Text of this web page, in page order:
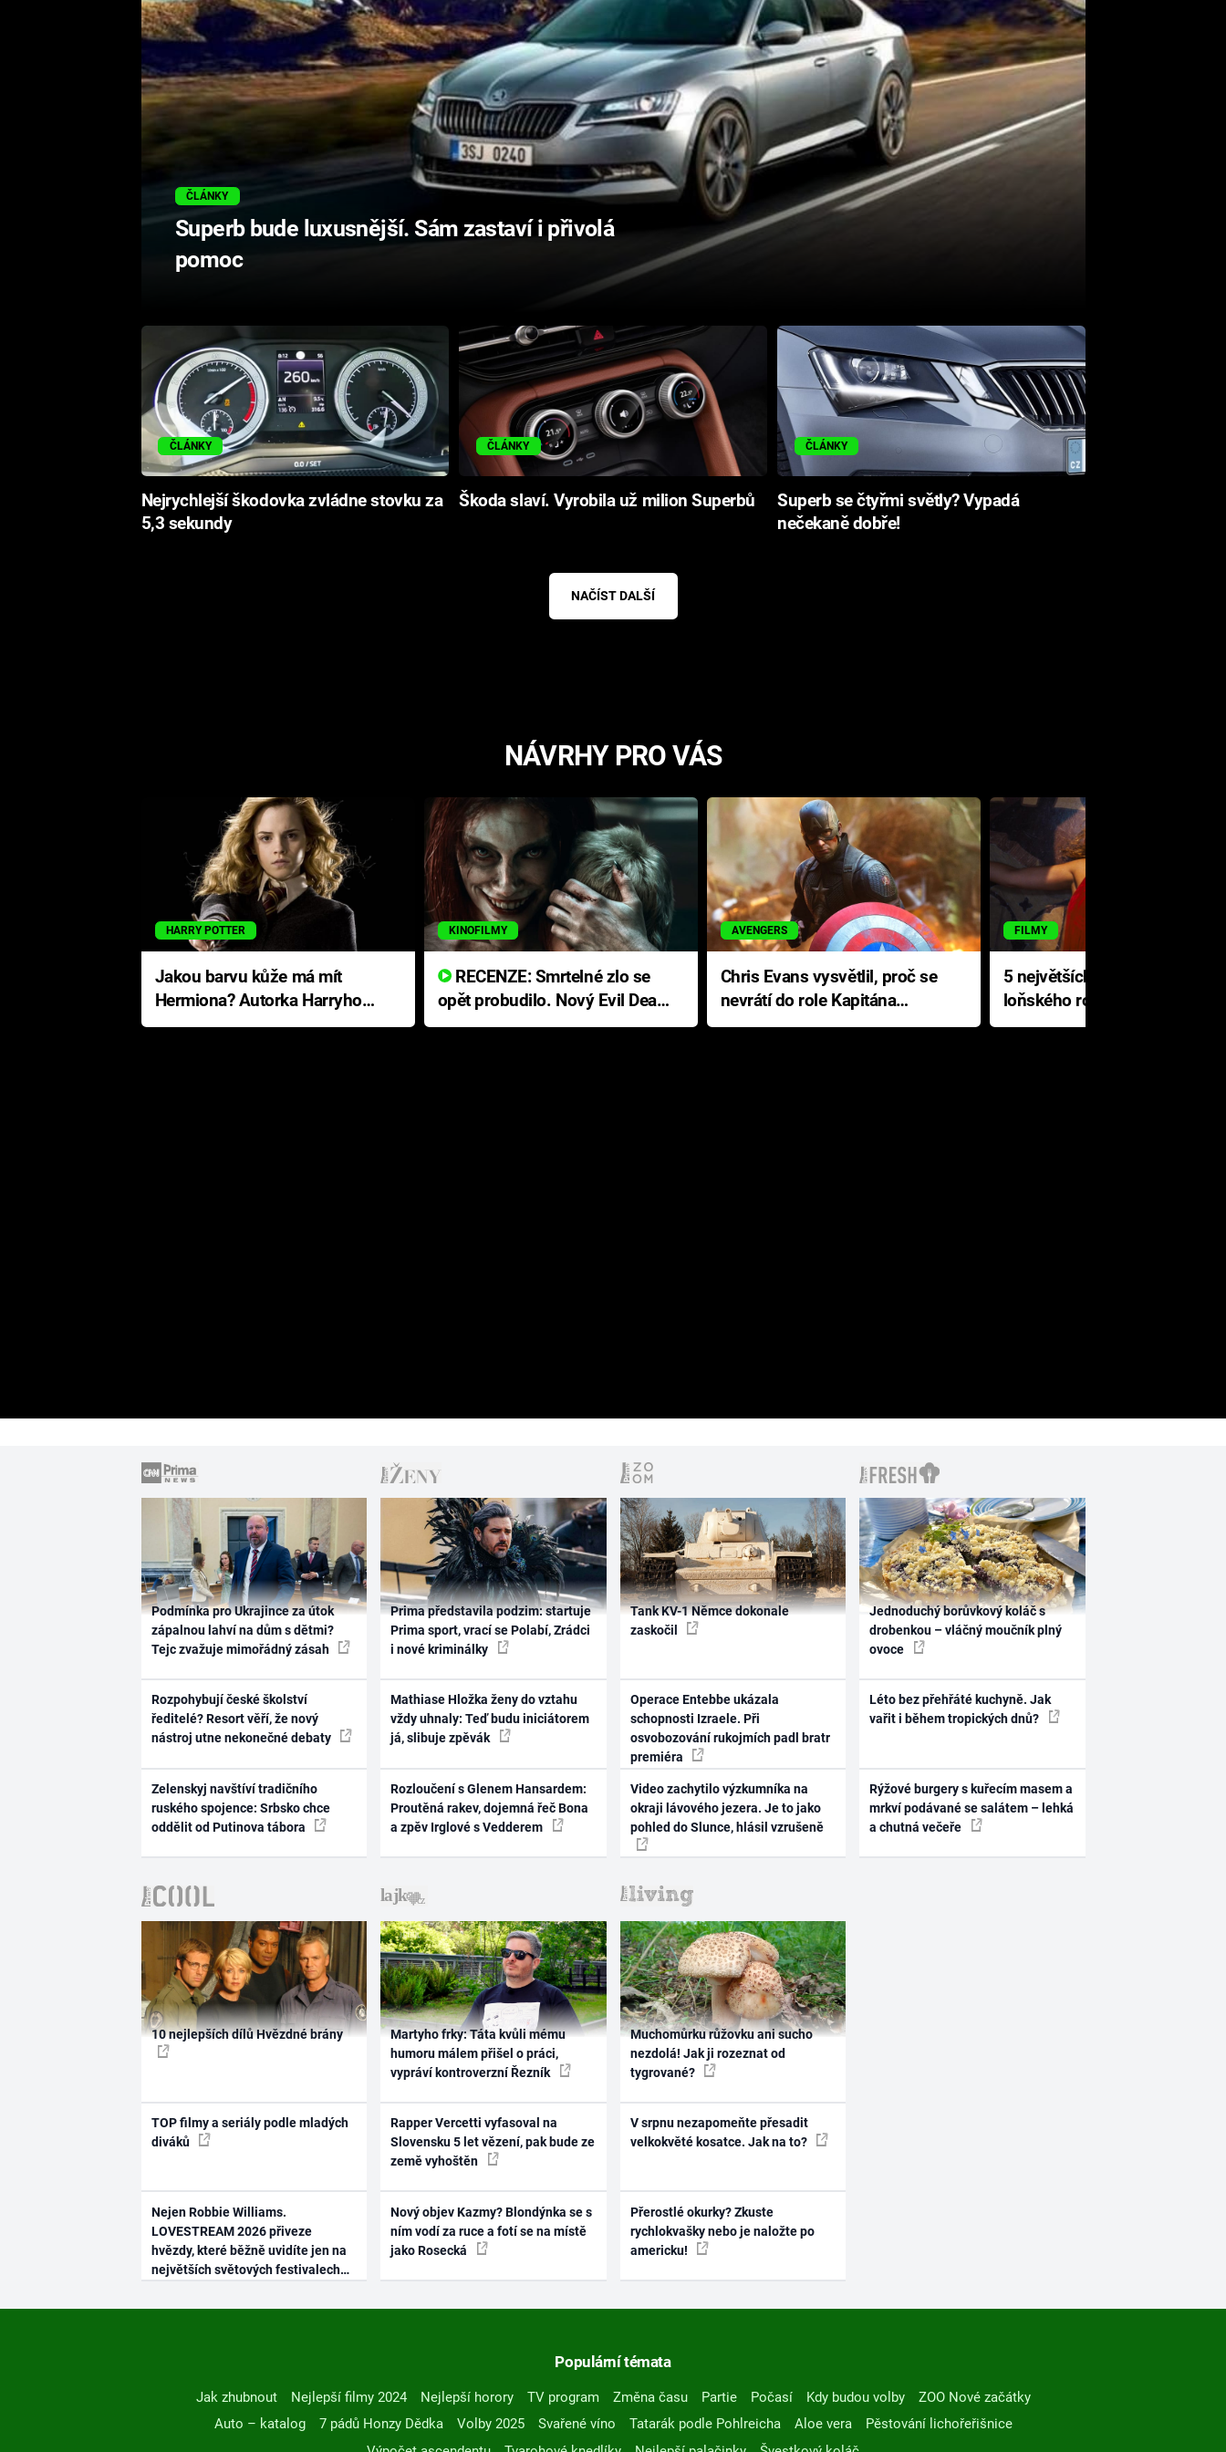
ČLÁNKY
Superb bude luxusnější. Sám zastaví i přivolá
pomoc
ČLÁNKY
Nejrychlejší škodovka zvládne stovku za
5,3 sekundy
ČLÁNKY
Škoda slaví. Vyrobila už milion Superbů
ČLÁNKY
Superb se čtyřmi světly? Vypadá
nečekaně dobře!
NAČÍST DALŠÍ
NÁVRHY PRO VÁS
HARRY POTTER
Jakou barvu kůže má mít
Hermiona? Autorka Harryho
Pottera přišla s ráznou
KINOFILMY
RECENZE: Smrtelné zlo se
opět probudilo. Nový Evil Dead
přichází s neodolatelnou
AVENGERS
Chris Evans vysvětlil, proč se
nevrátí do role Kapitána
Ameriky
FILMY
5 největších propadáků
loňského roku: Disney na
jediné katastrofě prodělal 200
Podmínka pro Ukrajince za útok
zápalnou lahví na dům s dětmi?
Tejc zvažuje mimořádný zásah
Rozpohybují české školství
ředitelé? Resort věří, že nový
nástroj utne nekonečné debaty
Zelenskyj navštíví tradičního
ruského spojence: Srbsko chce
oddělit od Putinova tábora
Prima představila podzim: startuje
Prima sport, vrací se Polabí, Zrádci
i nové kriminálky
Mathiase Hložka ženy do vztahu
vždy uhnaly: Teď budu iniciátorem
já, slibuje zpěvák
Rozloučení s Glenem Hansardem:
Proutěná rakev, dojemná řeč Bona
a zpěv Irglové s Vedderem
Tank KV-1 Němce dokonale
zaskočil
Operace Entebbe ukázala
schopnosti Izraele. Při
osvobozování rukojmích padl bratr
premiéra
Video zachytilo výzkumníka na
okraji lávového jezera. Je to jako
pohled do Slunce, hlásil vzrušeně
Jednoduchý borůvkový koláč s
drobenkou – vláčný moučník plný
ovoce
Léto bez přehřáté kuchyně. Jak
vařit i během tropických dnů?
Rýžové burgery s kuřecím masem a
mrkví podávané se salátem – lehká
a chutná večeře
10 nejlepších dílů Hvězdné brány
TOP filmy a seriály podle mladých
diváků
Nejen Robbie Williams.
LOVESTREAM 2026 přiveze
hvězdy, které běžně uvidíte jen na
největších světových festivalech
Martyho frky: Táta kvůli mému
humoru málem přišel o práci,
vypráví kontroverzní Řezník
Rapper Vercetti vyfasoval na
Slovensku 5 let vězení, pak bude ze
země vyhoštěn
Nový objev Kazmy? Blondýnka se s
ním vodí za ruce a fotí se na místě
jako Rosecká
Muchomůrku růžovku ani sucho
nezdolá! Jak ji rozeznat od
tygrované?
V srpnu nezapomeňte přesadit
velkokvěté kosatce. Jak na to?
Přerostlé okurky? Zkuste
rychlokvašky nebo je naložte po
americku!
Populární témata
Jak zhubnout Nejlepší filmy 2024 Nejlepší horory TV program Změna času Partie Počasí Kdy budou volby
ZOO Nové začátky
Auto – katalog
7 pádů Honzy Dědka Volby 2025 Svařené víno Tatarák podle Pohlreicha Aloe vera
Pěstování lichořeřišnice